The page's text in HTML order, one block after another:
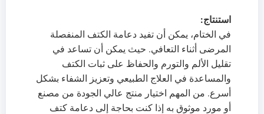
استنتاج:
في الختام، يمكن أن تفيد دعامة الكتف المنفصلة
المرضى أثناء التعافي. حيث يمكن أن تساعد في
تقليل الألم والتورم والحفاظ على ثبات الكتف
والمساعدة في العلاج الطبيعي وتعزيز الشفاء بشكل
أسرع. من المهم اختيار منتج عالي الجودة من مصنع
أو مورد موثوق به إذا كنت بحاجة إلى دعامة كتف